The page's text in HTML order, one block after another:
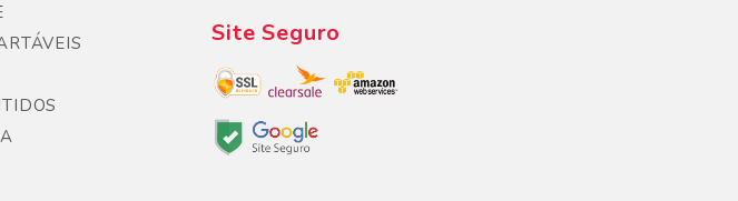
Site Seguro